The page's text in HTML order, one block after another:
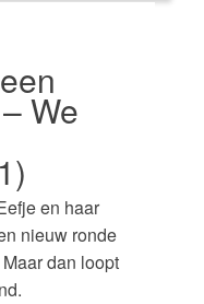
We
en haar
nieuw ronde
dan loopt